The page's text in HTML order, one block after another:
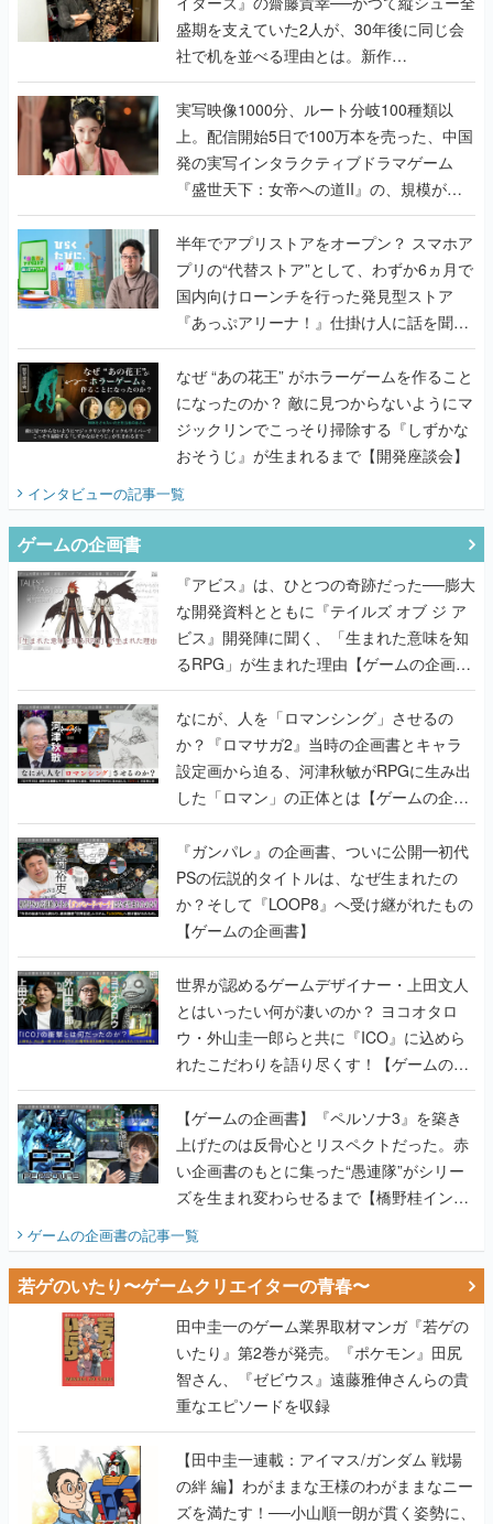
盛期を支えていた2人が、30年後に同じ会
社で机を並べる理由とは。新作
『TATSUJIN EXTREME』で初タッグを組
んだレジェンド2人に訊く開発秘話
実写映像1000分、ルート分岐100種類以
上。配信開始5日で100万本を売った、中国
発の実写インタラクティブドラマゲーム
『盛世天下：女帝への道II』の、規模が違
うこだわりをプロデューサーに聞いた
半年でアプリストアをオープン？ スマホア
プリの“代替ストア”として、わずか6ヵ月で
国内向けローンチを行った発見型ストア
『あっぷアリーナ！』仕掛け人に話を聞い
てみた
なぜ “あの花王” がホラーゲームを作ること
になったのか？ 敵に見つからないようにマ
ジックリンでこっそり掃除する『しずかな
おそうじ』が生まれるまで【開発座談会】
インタビューの記事一覧
ゲームの企画書
『アビス』は、ひとつの奇跡だった──膨大
な開発資料とともに『テイルズ オブ ジ ア
ビス』開発陣に聞く、「生まれた意味を知
るRPG」が生まれた理由【ゲームの企画
書】
なにが、人を「ロマンシング」させるの
か？『ロマサガ2』当時の企画書とキャラ
設定画から迫る、河津秋敏がRPGに生み出
した「ロマン」の正体とは【ゲームの企画
書】
『ガンパレ』の企画書、ついに公開━初代
PSの伝説的タイトルは、なぜ生まれたの
か？そして『LOOP8』へ受け継がれたもの
【ゲームの企画書】
世界が認めるゲームデザイナー・上田文人
とはいったい何が凄いのか？ ヨコオタロ
ウ・外山圭一郎らと共に『ICO』に込めら
れたこだわりを語り尽くす！【ゲームの企
画書】
【ゲームの企画書】『ペルソナ3』を築き
上げたのは反骨心とリスペクトだった。赤
い企画書のもとに集った“愚連隊”がシリー
ズを生まれ変わらせるまで【橋野桂インタ
ゲームの企画書の記事一覧
若ゲのいたり〜ゲームクリエイターの青春〜
田中圭一のゲーム業界取材マンガ『若ゲの
いたり』第2巻が発売。『ポケモン』田尻
智さん、『ゼビウス』遠藤雅伸さんらの貴
重なエピソードを収録
【田中圭一連載：アイマス/ガンダム 戦場
の絆 編】わがままな王様のわがままなニー
ズを満たす！──小山順一朗が貫く姿勢に、